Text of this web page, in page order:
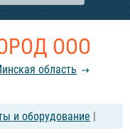
ООО
область
и оборудование |